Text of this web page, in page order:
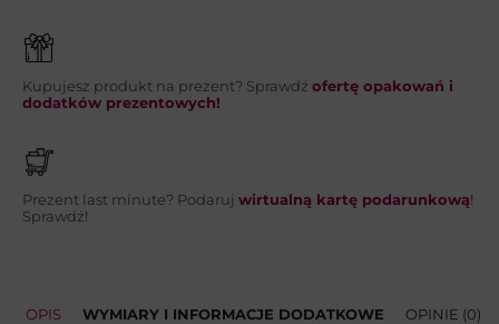
WYŚLIJ
Kupujesz produkt na prezent? Sprawdź ofertę opakowań i
dodatków prezentowych!
Prezent last minute? Podaruj wirtualną kartę podarunkową!
Sprawdź!
OPIS WYMIARY I INFORMACJE DODATKOWE OPINIE (0)